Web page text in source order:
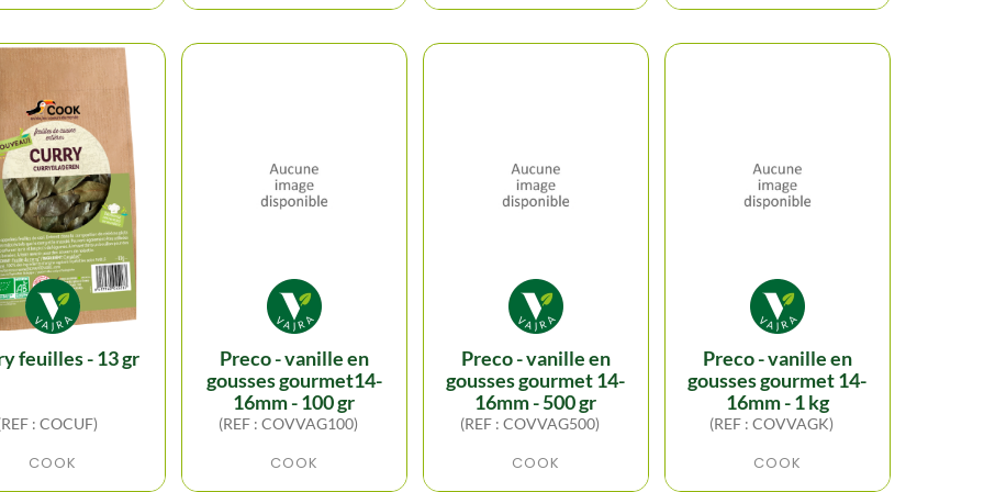
feuilles - 13 gr
: COCUF)
COOK
preco - vanille en
gousses gourmet14-
16mm - 100 gr
(REF : COVVAG100)
COOK
preco - vanille en
gousses gourmet 14-
16mm - 500 gr
(REF : COVVAG500)
COOK
preco - vanille en
gousses gourmet 14-
16mm - 1 kg
(REF : COVVAGK)
COOK